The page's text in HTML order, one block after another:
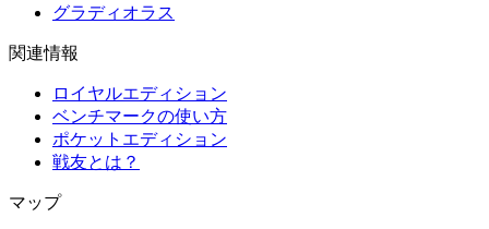
グラディオラス
関連情報
ロイヤルエディション
ベンチマークの使い方
ポケットエディション
戦友とは？
マップ